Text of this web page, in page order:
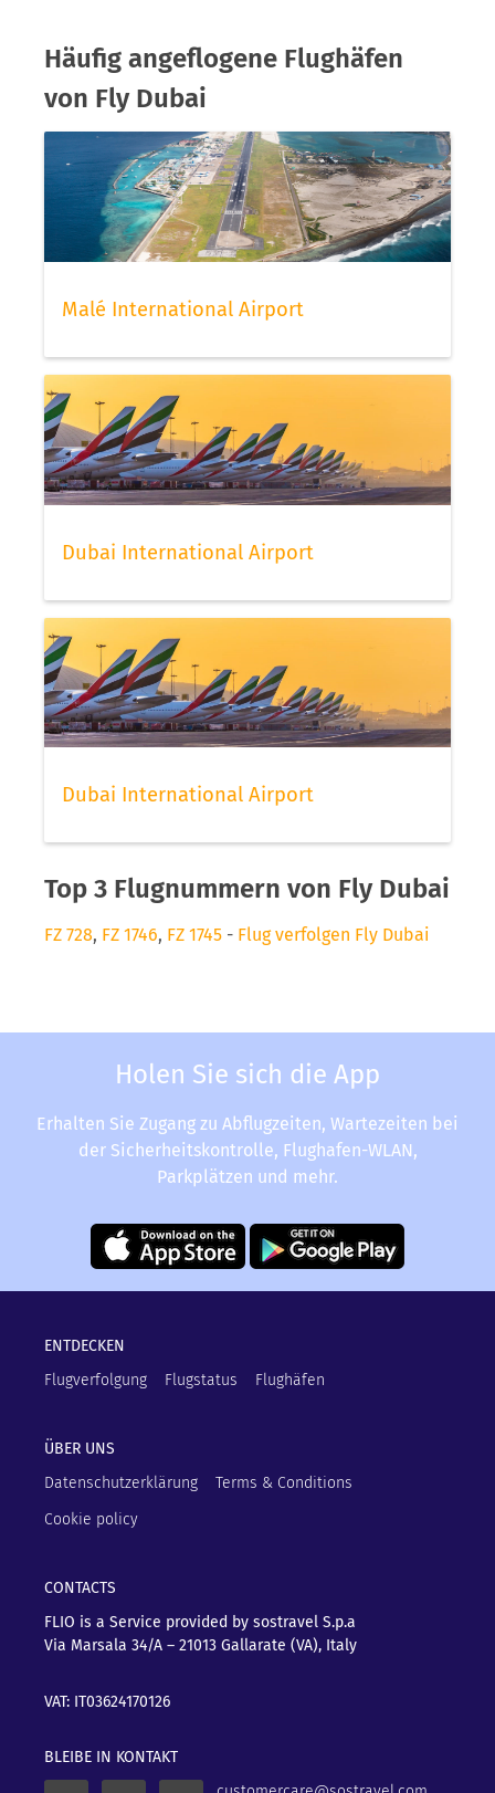
Häufig angeflogene Flughäfen
von Fly Dubai
Malé International Airport
Dubai International Airport
Dubai International Airport
Top 3 Flugnummern von Fly Dubai
FZ 728, FZ 1746, FZ 1745 - Flug verfolgen Fly Dubai
Holen Sie sich die App
Erhalten Sie Zugang zu Abflugzeiten, Wartezeiten bei
der Sicherheitskontrolle, Flughafen-WLAN,
Parkplätzen und mehr.
ENTDECKEN
Flugverfolgung
Flugstatus Flughäfen
ÜBER UNS
Datenschutzerklärung
Terms & Conditions
Cookie policy
CONTACTS
FLIO is a Service provided by sostravel S.p.a
Via Marsala 34/A – 21013 Gallarate (VA), Italy
VAT: IT03624170126
BLEIBE IN KONTAKT